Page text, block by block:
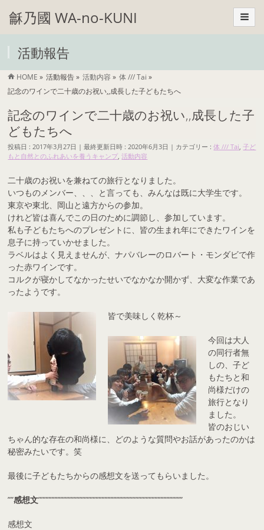
龢乃國 WA-no-KUNI
活動報告
HOME » 活動報告» 活動内容 » 体 /// Tai »
記念のワインで二十歳のお祝い,,成長した子どもたちへ
記念のワインで二十歳のお祝い,,成長した子
どもたちへ
投稿日 : 2017年3月27日 最終更新日時 : 2020年6月3日 カテゴリー :体 /// Tai,子ど
もと自然とのふれあいを養うキャンプ,活動内容
二十歳のお祝いを兼ねての旅行となりました。
いつものメンバー、、、と言っても、みんなは既に大学生です。
東京や東北、岡山と遠方からの参加。
けれど皆は喜んでこの日のために調節し、参加しています。
私も子どもたちへのプレゼントに、皆の生まれ年にできたワインを
息子に持っていかせました。
ラベルはよく見えませんが、ナパバレーのロバート・モンダビで作
った赤ワインです。
コルクが寝かしてなかったせいでなかなか開かず、大変な作業であ
ったようです。
皆で美味しく乾杯～
今回は大人
の同行者無
しの、子ど
もたちと和
尚様だけの
旅行となり
ました。
皆のおじい
ちゃん的な存在の和尚様に、どのような質問やお話があったのかは
秘密みたいです。笑
最後に子どもたちからの感想文を送ってもらいました。
””感想文”””””””””””””””””””””””””””””””””””””””””””””””””
感想文